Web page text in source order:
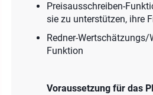
Preisausschreiben-
sie zu unterstützen, ihre
Redner-Wertschätzungs/
Funktion
Voraussetzung für das